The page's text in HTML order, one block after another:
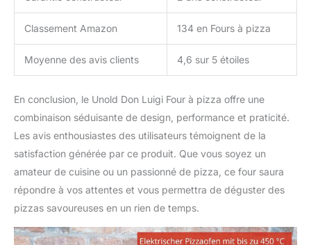
Classement Amazon 134 en Fours à pizza
Moyenne des avis clients 4,6 sur 5 étoiles
En conclusion, le Unold Don Luigi Four à pizza offre une
combinaison séduisante de design, performance et praticité.
Les avis enthousiastes des utilisateurs témoignent de la
satisfaction générée par ce produit. Que vous soyez un
amateur de cuisine ou un passionné de pizza, ce four saura
répondre à vos attentes et vous permettra de déguster des
pizzas savoureuses en un rien de temps.